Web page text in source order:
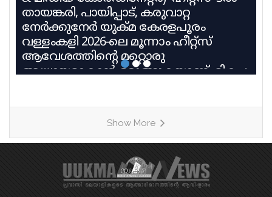
തായങ്കരി, പായിപ്പാട്, കരുവാറ്റ
നേർക്കുനേർ യുക്മ കേരളപൂരം
വള്ളംകളി 2026-ലെ മൂന്നാം ഹീറ്റ്സ്
ആവേശത്തിന്റെ മറ്റൊരു
അധ്യായമാകാൻ ഒരുങ്ങുകയാണ്. മികച്ച
ടീമുകളാണ് ഹീറ്റ്സ്–3ൽ നേർക്കുനേർ
എത്തുന്നത്. തായങ്കരി, പായിപ്പാട്,
കരുവാറ്റ എന്നീ ചരിത്രപ്രസിദ്ധമായ
ചുണ്ടൻവള്ളങ്ങളുടെ പേരിലാണ്
യുകെയിലെ പ്രമുഖ ബോട്ട് ക്ലബ്ബുകൾ
ശക്തി തെളിയിക്കാൻ എത്തുന്നത്.
Show More